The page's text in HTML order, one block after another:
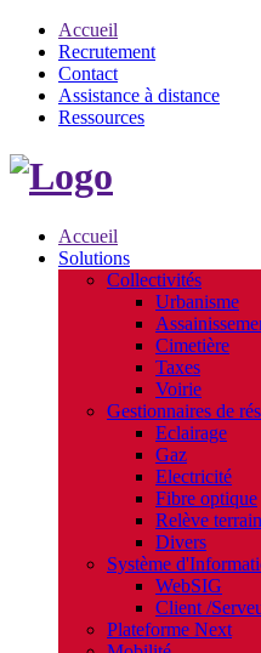
Accueil
Recrutement
Contact
Assistance à distance
Ressources
Accueil
Solutions
Collectivités
Urbanisme
Cimetière
Taxes
Voirie
Gestionnaires de
Eclairage
Gaz
Electricité
Fibre optique
Relève terrain
Divers
Système
WebSIG
Client /
Plateforme Next